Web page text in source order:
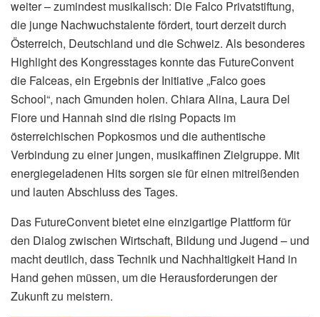
weiter – zumindest musikalisch: Die Falco Privatstiftung,
die junge Nachwuchstalente fördert, tourt derzeit durch
Österreich, Deutschland und die Schweiz. Als besonderes
Highlight des Kongresstages konnte das FutureConvent
die Falceas, ein Ergebnis der Initiative „Falco goes
School“, nach Gmunden holen. Chiara Alina, Laura Del
Fiore und Hannah sind die rising Popacts im
österreichischen Popkosmos und die authentische
Verbindung zu einer jungen, musikaffinen Zielgruppe. Mit
energiegeladenen Hits sorgen sie für einen mitreißenden
und lauten Abschluss des Tages.
Das FutureConvent bietet eine einzigartige Plattform für
den Dialog zwischen Wirtschaft, Bildung und Jugend – und
macht deutlich, dass Technik und Nachhaltigkeit Hand in
Hand gehen müssen, um die Herausforderungen der
Zukunft zu meistern.